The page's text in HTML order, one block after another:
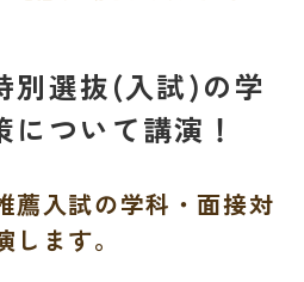
別選抜(入試)の学
ついて講演！
薦入試の学科・面接対
ます。